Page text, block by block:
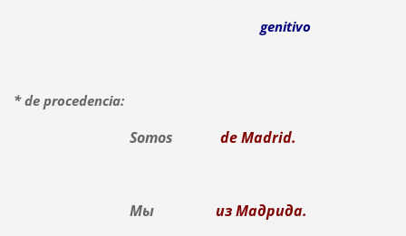
genitivo
* de procedencia:
Somos de Madrid.
Мы из Мадрида.